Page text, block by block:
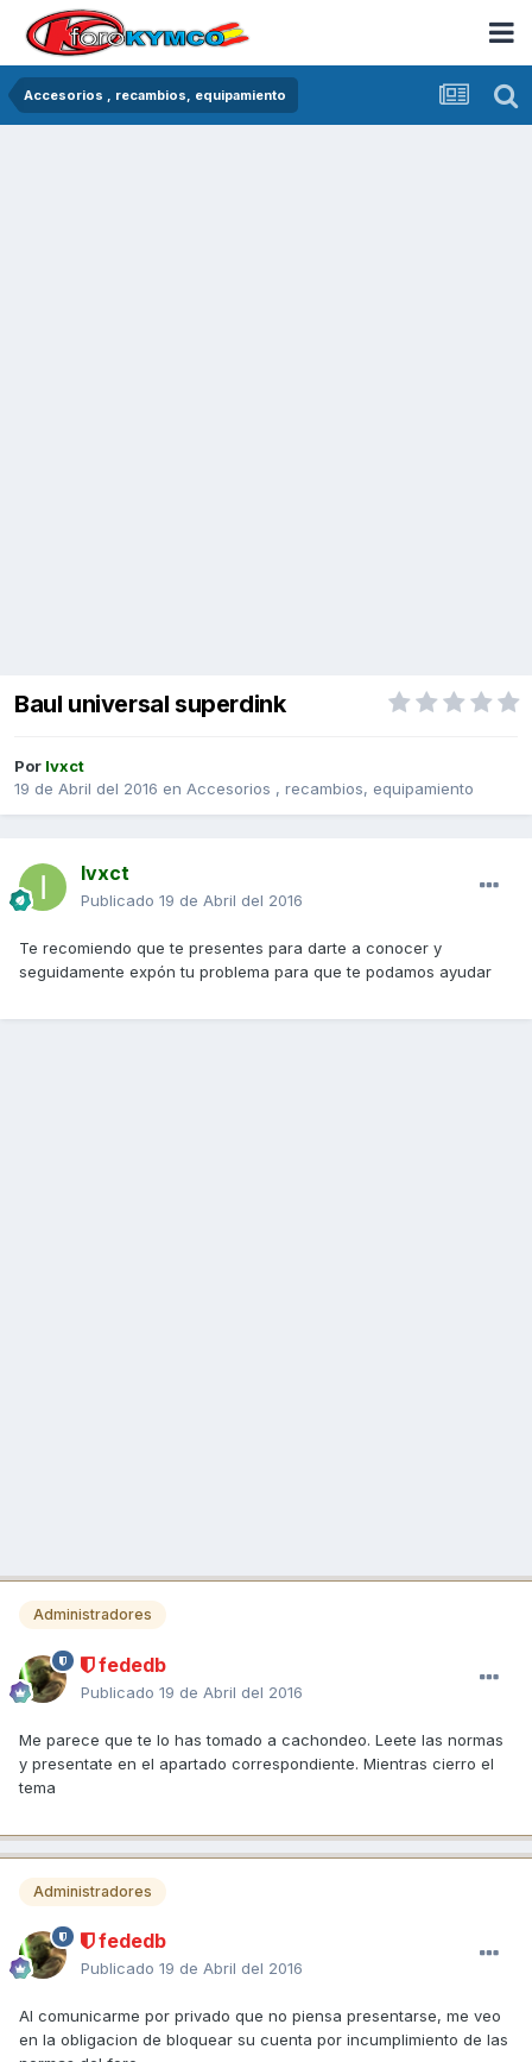
Accesorios , recambios, equipamiento
Baul universal superdink
Por Ivxct
19 de Abril del 2016 en Accesorios , recambios, equipamiento
Ivxct
Publicado 19 de Abril del 2016
Te recomiendo que te presentes para darte a conocer y
seguidamente expón tu problema para que te podamos ayudar
Administradores
fededb
Publicado 19 de Abril del 2016
Me parece que te lo has tomado a cachondeo. Leete las normas
y presentate en el apartado correspondiente. Mientras cierro el
tema
Administradores
fededb
Publicado 19 de Abril del 2016
Al comunicarme por privado que no piensa presentarse, me veo
en la obligacion de bloquear su cuenta por incumplimiento de las